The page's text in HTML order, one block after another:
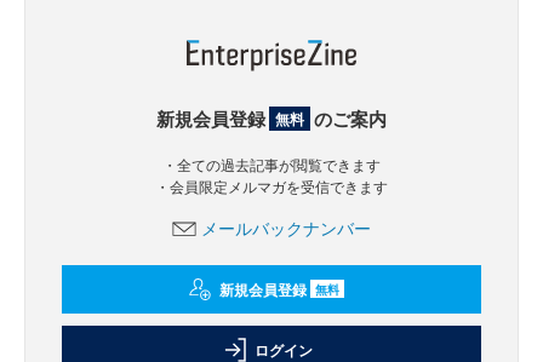
新規会員登録 無料 のご案内
・全ての過去記事が閲覧できます
・会員限定メルマガを受信できます
メールバックナンバー
新規会員登録 無料
ログイン